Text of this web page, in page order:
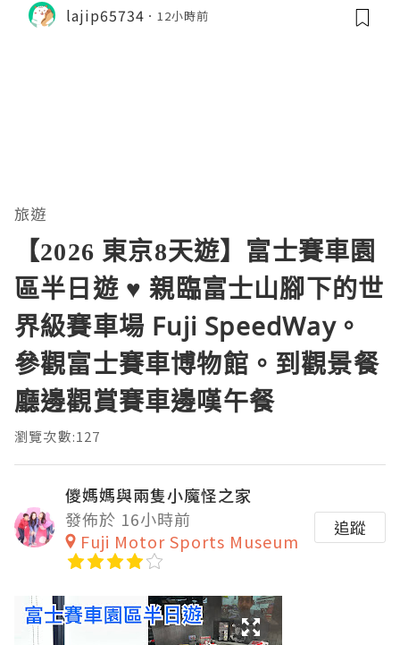
lajip65734 12小時前
旅遊
【2026 東京8天遊】富士賽車園
區半日遊 ♥ 親臨富士山腳下的世
界級賽車場 Fuji SpeedWay。
參觀富士賽車博物館。到觀景餐
廳邊觀賞賽車邊嘆午餐
瀏覽次數:127
儍媽媽與兩隻小魔怪之家
發佈於 16小時前
Fuji Motor Sports Museum
追蹤